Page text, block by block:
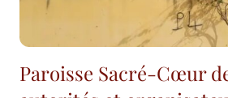
Paroisse Sacré-Cœur